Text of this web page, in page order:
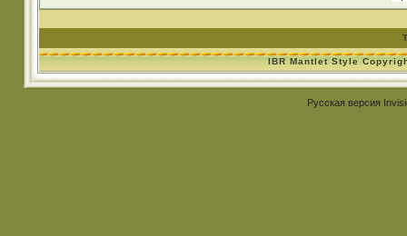
IBR Mantlet Style
Русская версия